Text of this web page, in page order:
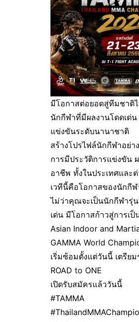
มีโอกาสต่อยอดสู่ทีมชาติ
นักกีฬาที่มีผลงานโดดเด่น
แข่งขันระดับนานาชาติ
สร้างโปรไฟล์นักกีฬาอย่า
การมีประวัติการแข่งขัน
อาชีพ ทั้งในประเทศและต่
เวทีนี้คือโอกาสของนักกี
ไม่ว่าคุณจะเป็นนักกีฬารุ่
เด่น มีโอกาสก้าวสู่การเ
Asian Indoor and
GAMMA World
เริ่มซ้อมตั้งแต่วันนี้ เตรีย
ROAD to ONE
เปิดรับสมัครแล้ววันนี้
#TAMMA